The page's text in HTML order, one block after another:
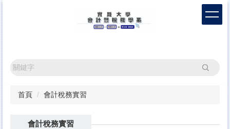
搜尋
首頁 會計稅務實習
會計稅務實習